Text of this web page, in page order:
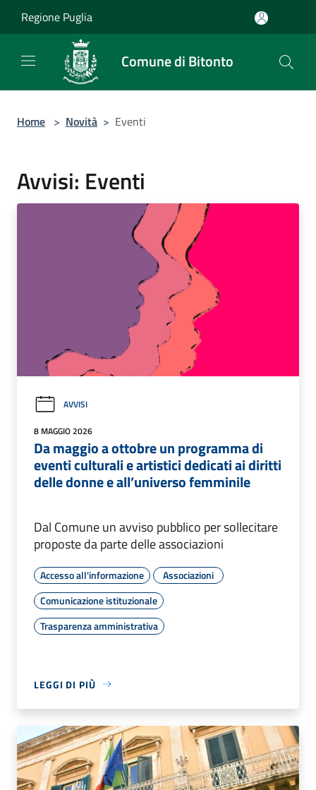
Regione Puglia
Comune di Bitonto
Home > Novità > Eventi
Avvisi: Eventi
AVVISI
8 MAGGIO 2026
Da maggio a ottobre un programma di
eventi culturali e artistici dedicati ai diritti
delle donne e all’universo femminile
Dal Comune un avviso pubblico per sollecitare
proposte da parte delle associazioni
Accesso all'informazione
Associazioni
Comunicazione istituzionale
Trasparenza amministrativa
LEGGI DI PIÙ